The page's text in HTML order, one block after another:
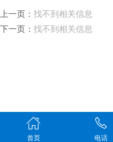
上一页： 找不到相关信息
下一页： 找不到相关信息
首页 电话